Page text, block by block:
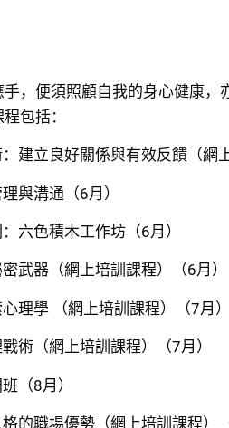
，便須照顧自我的身心健康
包括：
建立良好關係與有效反饋（網
與溝通（6月）
六色積木工作坊（6月）
武器（網上培訓課程）（6月）
理學 （網上培訓課程）（7月）
術（網上培訓課程）（7月）
（8月）
的職場優勢（網上培訓課程）